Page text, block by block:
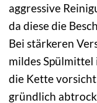
aggressive
da diese die
Bei stärkeren
mildes Spülmittel
die Kette
gründlich